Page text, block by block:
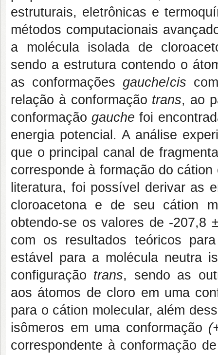
estruturais, eletrônicas e
métodos computacionais
a molécula isolada de
sendo a estrutura contendo o
as conformações gauche/cis
relação à conformação trans, ao
conformação gauche foi
energia potencial. A análise
que o principal canal de
corresponde à formação do
literatura, foi possível derivar as
cloroacetona e de seu cátion
obtendo-se os valores de -207,8
com os resultados teóricos
estável para a molécula neutra
configuração trans, sendo as
aos átomos de cloro em uma
para o cátion molecular, além
isômeros em uma conformação
correspondente à conformação